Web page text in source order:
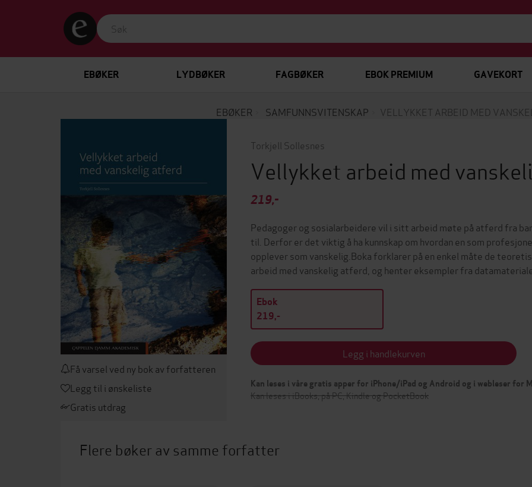
EBØKER LYDBØKER FAGBØKER EBOK PREMIUM GAVEKORT
EBØKER SAMFUNNSVITENSKAP VELLYKKET ARBEID MED
Få varsel ved ny bok av forfatteren
Legg til i ønskeliste
Gratis utdrag
Torkjell Sollesnes
Vellykket arbeid med
219,-
Pedagoger og sosialarbeidere vil i sitt arbeid møte på atferd fra
til. Derfor er det viktig å ha kunnskap om hvordan en som
opplever som vanskelig.Boka forklarer på en enkel måte de
arbeid med vanskelig atferd, og henter eksempler fra
Ebok
219,-
Legg i handlekurven
Kan leses i våre gratis apper for iPhone/iPad og Android og i webleser for
Kan leses i iBooks, på PC, Kindle og PocketBook
Flere bøker av samme forfatter